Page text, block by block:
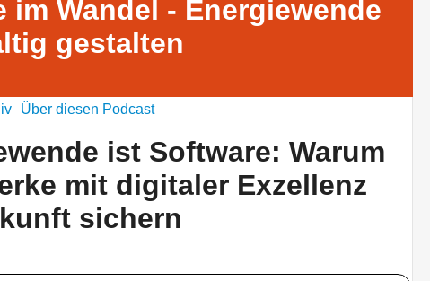
im Wandel - Energiewende
gestalten
Über diesen Podcast
ist Software: Warum
mit digitaler Exzellenz
sichern